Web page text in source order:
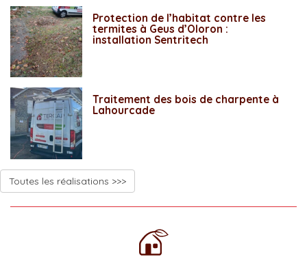
Protection de l’habitat contre les
termites à Geus d’Oloron :
installation Sentritech
Traitement des bois de charpente à
Lahourcade
Toutes les réalisations >>>